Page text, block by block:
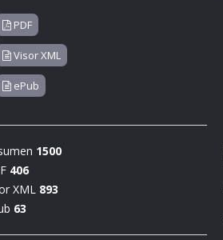
PDF
Visor XML
ePub
1500
406
XML 893
63